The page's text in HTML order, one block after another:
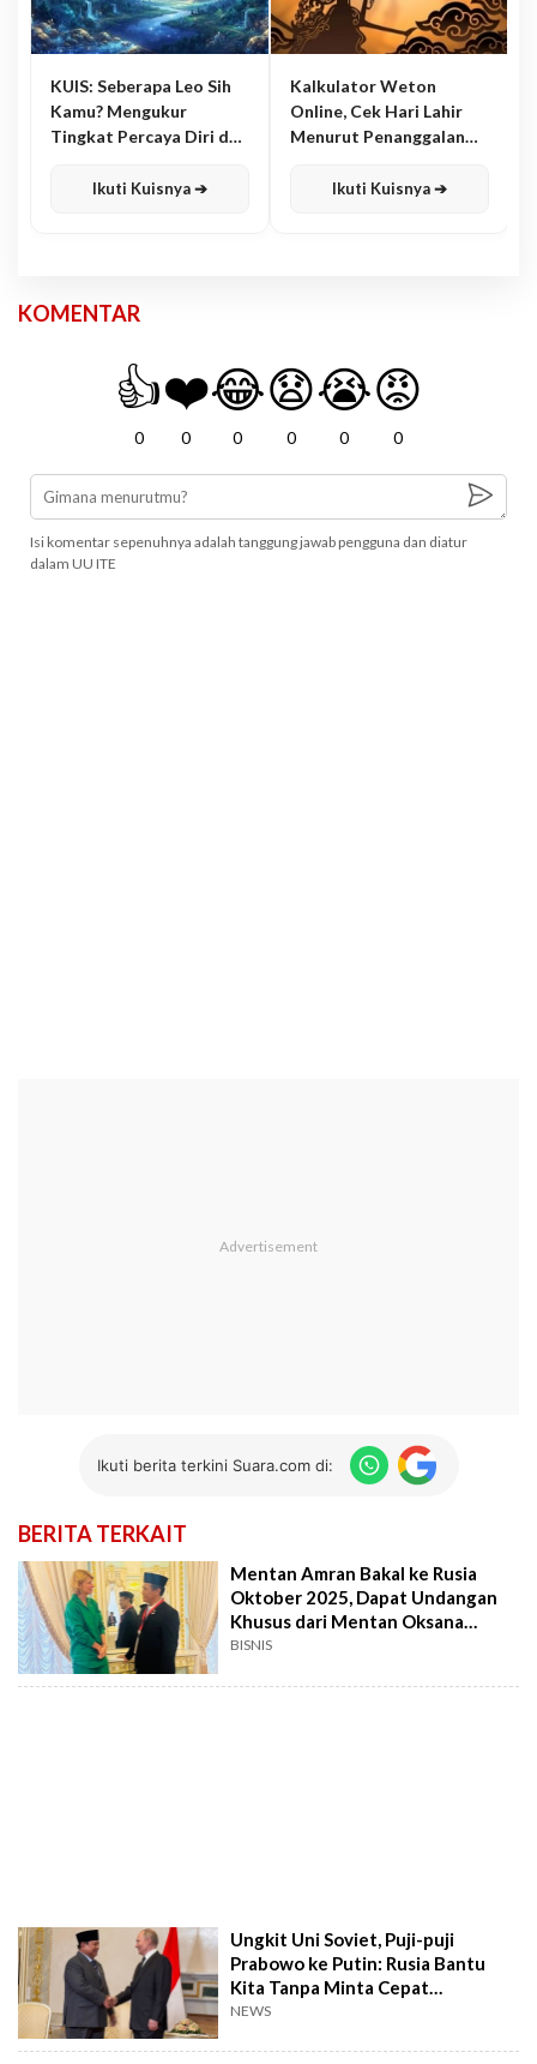
KUIS: Seberapa Leo Sih
Kamu? Mengukur
Tingkat Percaya Diri dan
Ikuti Kuisnya ➔
Kalkulator Weton
Online, Cek Hari Lahir
Menurut Penanggalan
Ikuti Kuisnya ➔
KOMENTAR
👍
0
❤️
0
😂
0
😧
0
😭
0
😡
0
Isi komentar sepenuhnya adalah tanggung jawab pengguna dan diatur
dalam UU ITE
Ikuti berita terkini Suara.com di:
BERITA TERKAIT
Mentan Amran Bakal ke Rusia
Oktober 2025, Dapat Undangan
Khusus dari Mentan Oksana
Nikolaevna Lut
BISNIS
Ungkit Uni Soviet, Puji-puji
Prabowo ke Putin: Rusia Bantu
Kita Tanpa Minta Cepat
Kembalikan Utang
NEWS